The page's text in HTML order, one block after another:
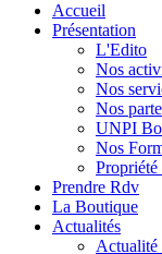
Accueil
Présentation
L'Edito
Nos
Nos
Nos
UNPI
Nos
Propriété
Prendre Rdv
La Boutique
Actualités
Actualité